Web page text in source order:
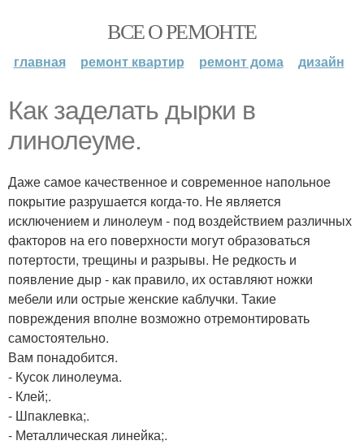
ВСЕ О РЕМОНТЕ
главная ремонт квартир ремонт дома дизайн
Как заделать дырки в
линолеуме.
Даже самое качественное и современное напольное
покрытие разрушается когда-то. Не является
исключением и линолеум - под воздействием различных
факторов на его поверхности могут образоваться
потертости, трещины и разрывы. Не редкость и
появление дыр - как правило, их оставляют ножки
мебели или острые женские каблучки. Такие
повреждения вполне возможно отремонтировать
самостоятельно.
Вам понадобится.
- Кусок линолеума.
- Клей;.
- Шпаклевка;.
- Металлическая линейка;.